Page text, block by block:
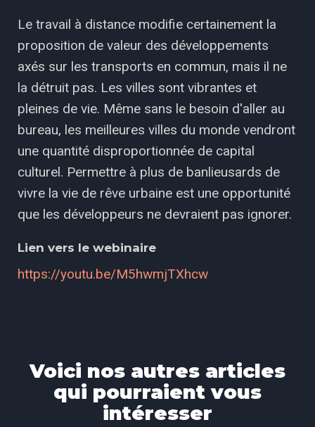
Le travail à distance modifie certainement la
proposition de valeur des développements
axés sur les transports en commun, mais il ne
la détruit pas. Les villes sont vibrantes et
pleines de vie. Même sans le besoin d'aller au
bureau, les meilleures villes du monde vendront
une quantité disproportionnée de capital
culturel. Permettre à plus de banlieusards de
vivre la vie de rêve urbaine est une opportunité
que les développeurs ne devraient pas ignorer.
Lien vers le webinaire
https://youtu.be/M5hwmjTXhcw
Voici nos autres articles
qui pourraient vous
intéresser